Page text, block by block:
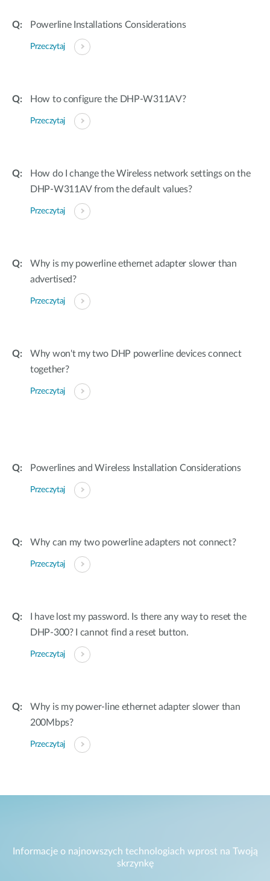
Powerline Installations Considerations
Przeczytaj
How to configure the DHP-W311AV?
Przeczytaj
How do I change the Wireless network settings on the
DHP-W311AV from the default values?
Przeczytaj
Why is my powerline ethernet adapter slower than
advertised?
Przeczytaj
Why won't my two DHP powerline devices connect
together?
Przeczytaj
Powerlines and Wireless Installation Considerations
Przeczytaj
Why can my two powerline adapters not connect?
Przeczytaj
I have lost my password. Is there any way to reset the
DHP-300? I cannot find a reset button.
Przeczytaj
Why is my power-line ethernet adapter slower than
200Mbps?
Przeczytaj
Informacje o najnowszych technologiach wprost na Twoją
skrzynkę